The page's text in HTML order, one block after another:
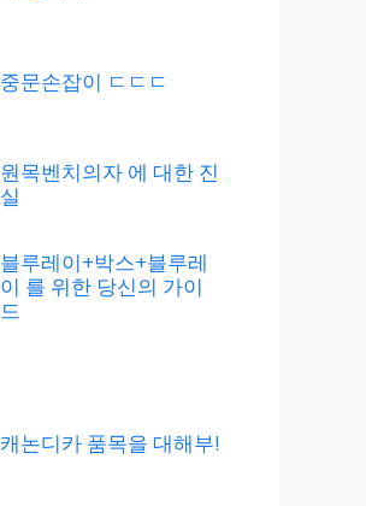
중문손잡이 ㄷㄷㄷ
원목벤치의자 에 대한 진
실
블루레이+박스+블루레
이 를 위한 당신의 가이
드
캐논디카 품목을 대해부!